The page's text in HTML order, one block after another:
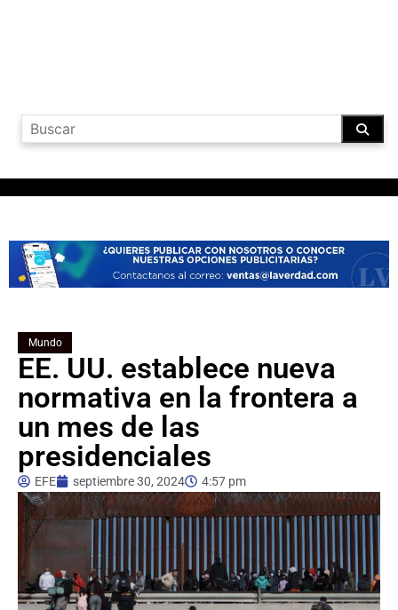
Mundo
EE. UU. establece nueva
normativa en la frontera a
un mes de las
presidenciales
EFE septiembre 30, 2024 4:57 pm